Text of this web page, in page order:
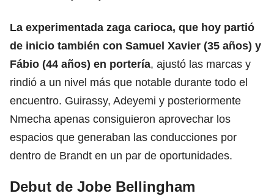
La experimentada zaga carioca, que hoy partió
de inicio también con Samuel Xavier (35 años) y
Fábio (44 años) en portería, ajustó las marcas y
rindió a un nivel más que notable durante todo el
encuentro. Guirassy, Adeyemi y posteriormente
Nmecha apenas consiguieron aprovechar los
espacios que generaban las conducciones por
dentro de Brandt en un par de oportunidades.
Debut de Jobe Bellingham